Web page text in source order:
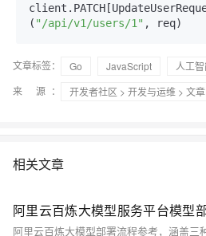
( "/api/v1/users/1"
文章标签： Go JavaScript 人工
来 源：
开发者社区 > 开发与运维 > 文章
相关文章